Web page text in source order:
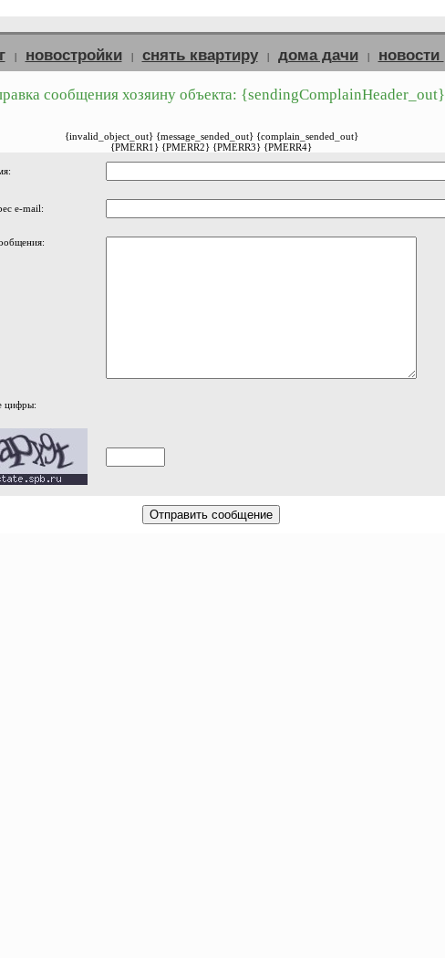
| новостройки | снять квартиру | дома дачи | новости
сообщения хозяину объекта: {sendingComplainHeader_out}
{invalid_object_out} {message_sended_out} {complain_sended_out}
{PMERR1} {PMERR2} {PMERR3} {PMERR4}
e-mail:
цифры: